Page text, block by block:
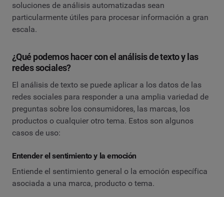
soluciones de análisis automatizadas sean
particularmente útiles para procesar información a gran
escala.
¿Qué podemos hacer con el análisis de texto y las
redes sociales?
El análisis de texto se puede aplicar a los datos de las
redes sociales para responder a una amplia variedad de
preguntas sobre los consumidores, las marcas, los
productos o cualquier otro tema. Estos son algunos
casos de uso:
Entender el sentimiento y la emoción
Entiende el sentimiento general o la emoción específica
asociada a una marca, producto o tema.